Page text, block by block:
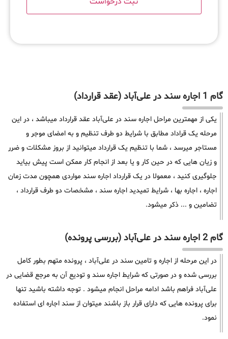
گام 1 اجاره سند در علی‌آباد (عقد قرارداد)
یکی از مهمترین مراحل اجاره سند در علی‌آباد عقد قرارداد میباشد ، در این
مرحله یک قراداد مطابق با شرایط دو طرف تنظیم و به امضای موجر و
مستاجر میرسد ، شما با تنظیم یک قرارداد میتوانید از بروز مشکلات و ضرر
و زیان هایی که در حین کار و یا بعد از انجام کار ممکن است پیش بیاید
جلوگیری کنید ، معمولا در یک قرارداد اجاره سند مواردی همچون مدت زمان
اجاره ، اجاره بها ، شرایط تمیدید اجاره سند ، مشخصات دو طرف قرارداد ،
تضامین و ... ذکر میشود.
گام 2 اجاره سند در علی‌آباد (بررسی پرونده)
در این مرحله از اجاره و تامین سند در علی‌آباد ، پرونده متهم بطور کامل
بررسی شده و در صورتی که شرایط اجاره سند و تودیع آن به مرجع قضایی در
علی‌آباد فراهم باشد ادامه مراحل انجام میشود . توجه داشته باشید تنها
برای پرونده هایی که دارای قرار باز باشند میتوان از سند اجاره ای استفاده
نمود.